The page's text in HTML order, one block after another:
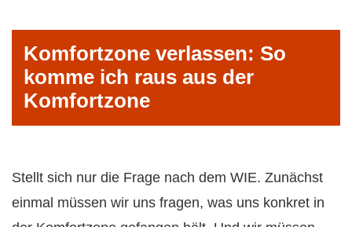
Komfortzone verlassen: So
komme ich raus aus der
Komfortzone
Stellt sich nur die Frage nach dem WIE. Zunächst
einmal müssen wir uns fragen, was uns konkret in